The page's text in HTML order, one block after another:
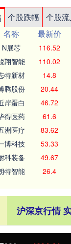
个股跌幅 个股流
名称 最新价
N展芯 116.52
翔智能 110.02
特新材 14.8
腾股份 20.44
岸蛋白 46.72
得医药 61.6
洲医疗 83.62
博科技 53.33
科装备 49.67
特智能 26.4
沪深京行情